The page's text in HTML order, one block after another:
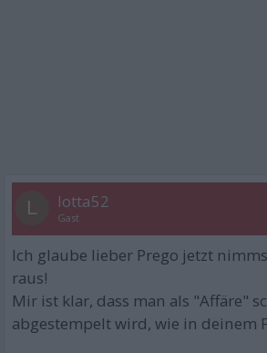
L lotta52
Gast
Ich glaube lieber Prego jetzt
raus!
Mir ist klar, dass man als "Affäre"
abgestempelt wird, wie in deinem